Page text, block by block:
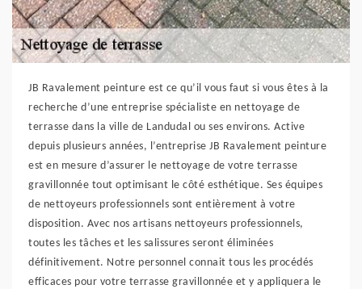
JB Ravalement peinture est ce qu’il vous faut si vous êtes à la
recherche d’une entreprise spécialiste en nettoyage de
terrasse dans la ville de Landudal ou ses environs. Active
depuis plusieurs années, l’entreprise JB Ravalement peinture
est en mesure d’assurer le nettoyage de votre terrasse
gravillonnée tout optimisant le côté esthétique. Ses équipes
de nettoyeurs professionnels sont entièrement à votre
disposition. Avec nos artisans nettoyeurs professionnels,
toutes les tâches et les salissures seront éliminées
définitivement. Notre personnel connait tous les procédés
efficaces pour votre terrasse gravillonnée et y appliquera le